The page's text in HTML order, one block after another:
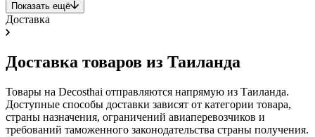
Показать ещё
Доставка
Доставка товаров из Таиланда
Товары на Decosthai отправляются напрямую из Таиланда.
Доступные способы доставки зависят от категории товара,
страны назначения, ограничений авиаперевозчиков и
требований таможенного законодательства страны получения.